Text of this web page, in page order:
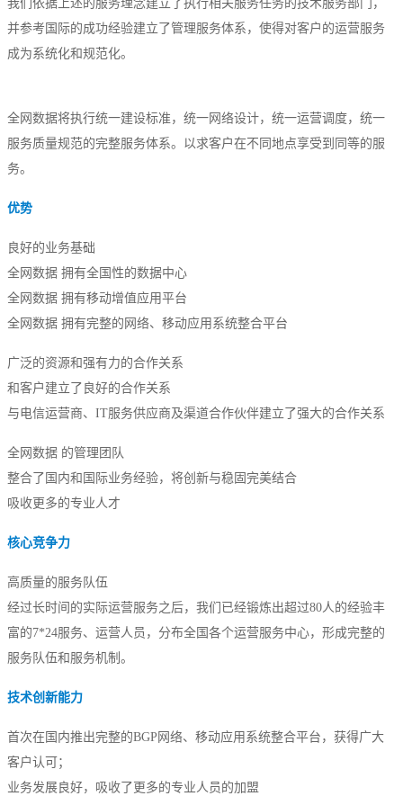
加入我们
我们依据上述的服务理念建立了执行相关服务任务的技术服务部门，
并参考国际的成功经验建立了管理服务体系，使得对客户的运营服务
成为系统化和规范化。
全网数据将执行统一建设标准，统一网络设计，统一运营调度，统一
服务质量规范的完整服务体系。以求客户在不同地点享受到同等的服
务。
优势
良好的业务基础
全网数据 拥有全国性的数据中心
全网数据 拥有移动增值应用平台
全网数据 拥有完整的网络、移动应用系统整合平台
广泛的资源和强有力的合作关系
和客户建立了良好的合作关系
与电信运营商、IT服务供应商及渠道合作伙伴建立了强大的合作关系
全网数据 的管理团队
整合了国内和国际业务经验，将创新与稳固完美结合
吸收更多的专业人才
核心竞争力
高质量的服务队伍
经过长时间的实际运营服务之后，我们已经锻炼出超过80人的经验丰
富的7*24服务、运营人员，分布全国各个运营服务中心，形成完整的
服务队伍和服务机制。
技术创新能力
首次在国内推出完整的BGP网络、移动应用系统整合平台，获得广大
客户认可；
业务发展良好，吸收了更多的专业人员的加盟